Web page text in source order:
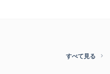
すべて見る